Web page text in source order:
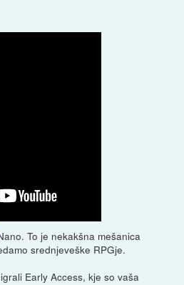
To je nekakšna mešanica
srednjeveške RPGje.
Early Access, kje so vaša